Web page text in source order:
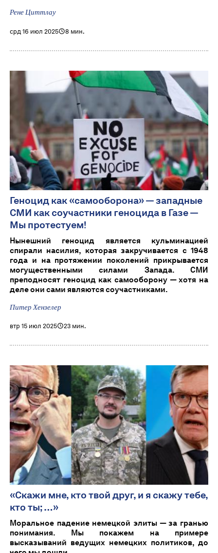
Рене Циттлау
срд 16 июл 2025 8 мин.
Геноцид как «самооборона» — западные
СМИ как соучастники геноцида в Газе —
Мы протестуем!
Нынешний геноцид является кульминацией
спирали насилия, которая закручивается с 1948
года и на протяжении поколений прикрывается
могущественными силами Запада. СМИ
преподносят геноцид как самооборону — хотя на
деле они сами являются соучастниками.
Питер Хензелер
втр 15 июл 2025 23 мин.
«Скажи мне, кто твой друг, и я скажу тебе,
кто ты; …»
Моральное падение немецкой элиты — за гранью
понимания. Мы покажем на примере
высказываний ведущих немецких политиков, до